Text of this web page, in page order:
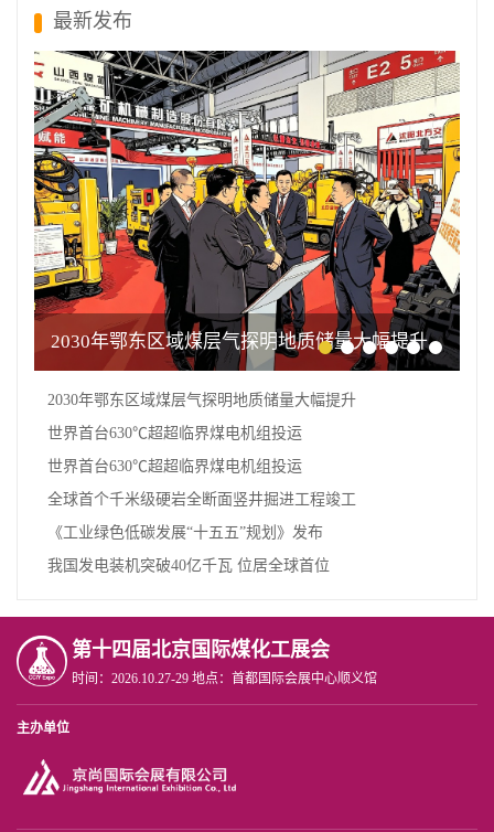
最新发布
2030年鄂东区域煤层气探明地质储量大幅提升
2030年鄂东区域煤层气探明地质储量大幅提升
世界首台630℃超超临界煤电机组投运
世界首台630℃超超临界煤电机组投运
全球首个千米级硬岩全断面竖井掘进工程竣工
《工业绿色低碳发展“十五五”规划》发布
我国发电装机突破40亿千瓦 位居全球首位
第十四届北京国际煤化工展会
时间：2026.10.27-29 地点：首都国际会展中心顺义馆
主办单位